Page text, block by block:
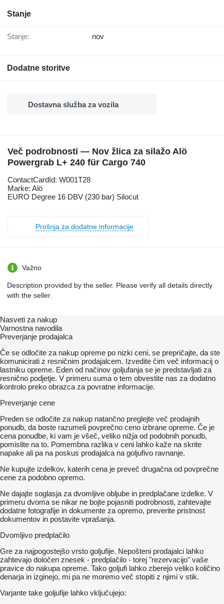
Stanje
Stanje: nov
Dodatne storitve
Dostavna služba za vozila
Več podrobnosti — Nov žlica za silažo Alö
Powergrab L+ 240 für Cargo 740
ContactCardId: W001T28
Marke: Alö
EURO Degree 16 DBV (230 bar) Silocut
Prošnja za dodatne informacije
Važno
Description provided by the seller. Please verify all details directly
with the seller.
Nasveti za nakup
Varnostna navodila
Preverjanje prodajalca
Če se odločite za nakup opreme po nizki ceni, se prepričajte, da ste
komunicirati z resničnim prodajalcem. Izvedite čim več informacij o
lastniku opreme. Eden od načinov goljufanja se je predstavljati za
resnično podjetje. V primeru suma o tem obvestite nas za dodatno
kontrolo preko obrazca za povratne informacije.
Preverjanje cene
Preden se odločite za nakup natančno preglejte več prodajnih
ponudb, da boste razumeli povprečno ceno izbrane opreme. Če je
cena ponudbe, ki vam je všeč, veliko nižja od podobnih ponudb,
pomislite na to. Pomembna razlika v ceni lahko kaže na skrite
napake ali pa na poskus prodajalca na goljufivo ravnanje.
Ne kupujte izdelkov, katerih cena je preveč drugačna od povprečne
cene za podobno opremo.
Ne dajajte soglasja za dvomljive obljube in predplačane izdelke. V
primeru dvoma se nikar ne bojte pojasniti podrobnosti, zahtevajte
dodatne fotografije in dokumente za opremo, preverite pristnost
dokumentov in postavite vprašanja.
Dvomljivo predplačilo
Gre za najpogostejšo vrsto goljufije. Nepošteni prodajalci lahko
zahtevajo določen znesek - predplačilo - torej "rezervacijo" vaše
pravice do nakupa opreme. Tako goljufi lahko zberejo veliko količino
denarja in izginejo, mi pa ne moremo več stopiti z njimi v stik.
Varjante take goljufije lahko vključujejo: